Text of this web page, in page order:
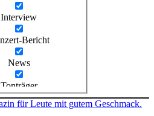
Interview
Bericht
News
Tonträger
für Leute mit gutem Geschmack.